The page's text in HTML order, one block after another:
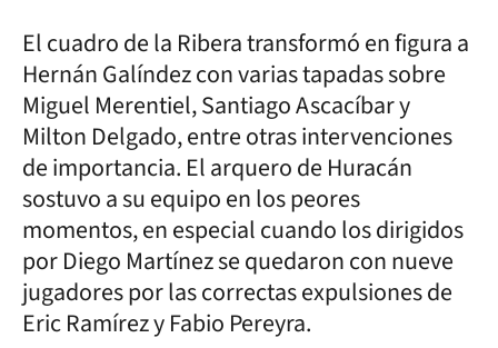
El cuadro de la Ribera transformó en figura a
Hernán Galíndez con varias tapadas sobre
Miguel Merentiel, Santiago Ascacíbar y
Milton Delgado, entre otras intervenciones
de importancia. El arquero de Huracán
sostuvo a su equipo en los peores
momentos, en especial cuando los dirigidos
por Diego Martínez se quedaron con nueve
jugadores por las correctas expulsiones de
Eric Ramírez y Fabio Pereyra.